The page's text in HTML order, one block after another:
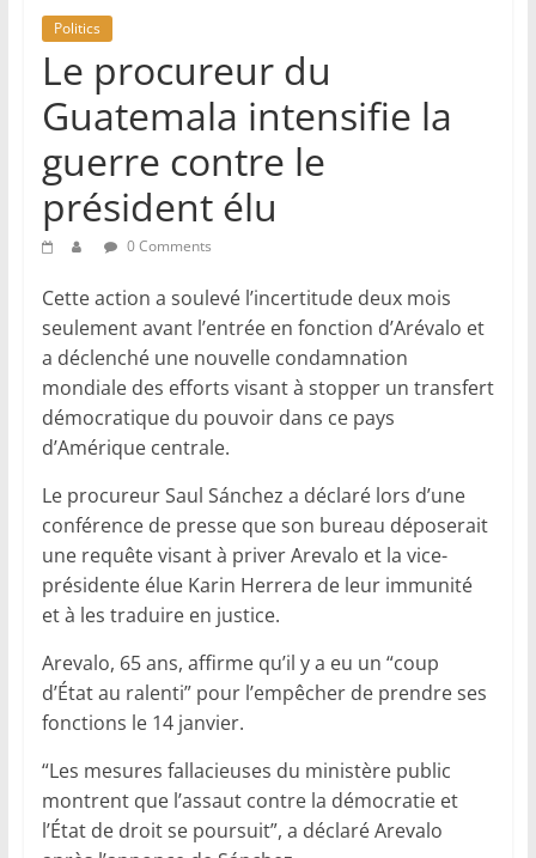
Politics
Le procureur du
Guatemala intensifie la
guerre contre le
président élu
0 Comments
Cette action a soulevé l’incertitude deux mois
seulement avant l’entrée en fonction d’Arévalo et
a déclenché une nouvelle condamnation
mondiale des efforts visant à stopper un transfert
démocratique du pouvoir dans ce pays
d’Amérique centrale.
Le procureur Saul Sánchez a déclaré lors d’une
conférence de presse que son bureau déposerait
une requête visant à priver Arevalo et la vice-
présidente élue Karin Herrera de leur immunité
et à les traduire en justice.
Arevalo, 65 ans, affirme qu’il y a eu un “coup
d’État au ralenti” pour l’empêcher de prendre ses
fonctions le 14 janvier.
“Les mesures fallacieuses du ministère public
montrent que l’assaut contre la démocratie et
l’État de droit se poursuit”, a déclaré Arevalo